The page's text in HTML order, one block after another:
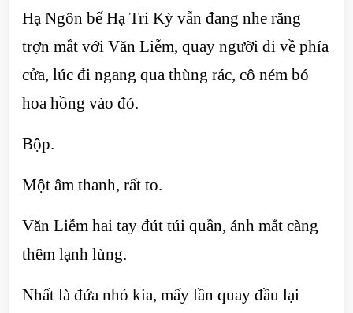
Hạ Ngôn bế Hạ Tri Kỳ vẫn đang nhe răng
trợn mắt với Văn Liễm, quay người đi về phía
cửa, lúc đi ngang qua thùng rác, cô ném bó
hoa hồng vào đó.
Bộp.
Một âm thanh, rất to.
Văn Liễm hai tay đút túi quần, ánh mắt càng
thêm lạnh lùng.
Nhất là đứa nhỏ kia, mấy lần quay đầu lại